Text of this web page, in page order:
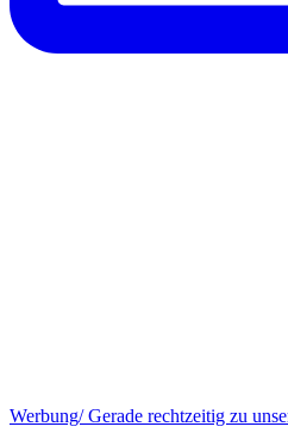
Werbung/ Gerade rechtzeitig zu